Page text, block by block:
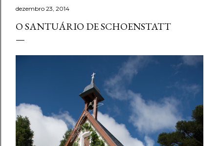
dezembro 23, 2014
O SANTUÁRIO DE SCHOENSTATT